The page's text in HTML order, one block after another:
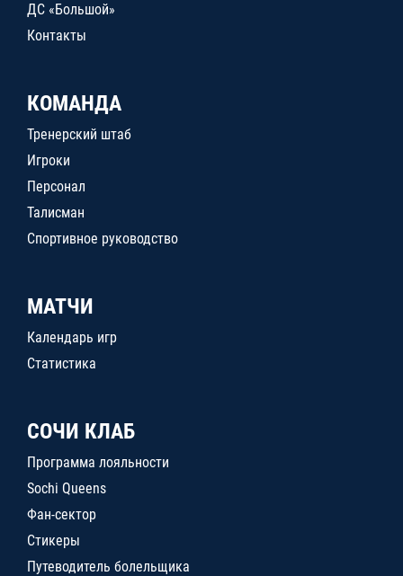
ДС «Большой»
Контакты
КОМАНДА
Тренерский штаб
Игроки
Персонал
Талисман
Спортивное руководство
МАТЧИ
Календарь игр
Статистика
СОЧИ КЛАБ
Программа лояльности
Sochi Queens
Фан-сектор
Стикеры
Путеводитель болельщика